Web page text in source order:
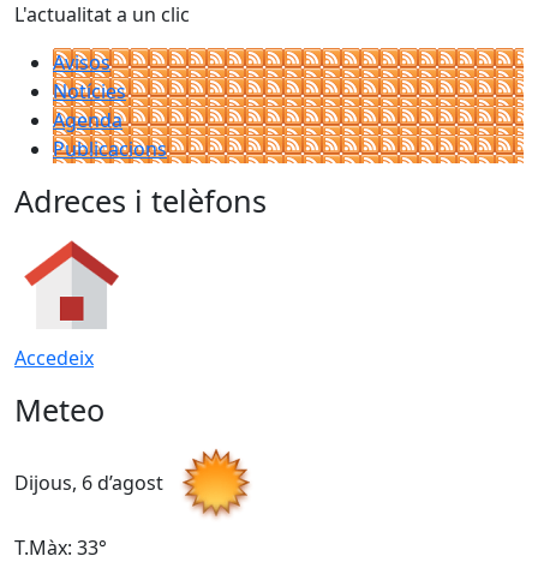
L'actualitat a un clic
Avisos
Notícies
Agenda
Publicacions
Adreces i telèfons
Accedeix
Meteo
Dijous, 6 d’agost
T.Màx: 33°